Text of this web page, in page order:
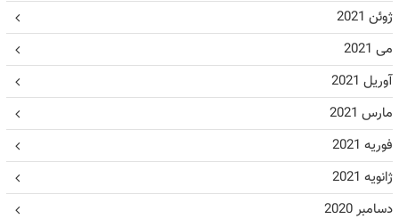
ژوئن 2021
می 2021
آوریل 2021
مارس 2021
فوریه 2021
ژانویه 2021
دسامبر 2020